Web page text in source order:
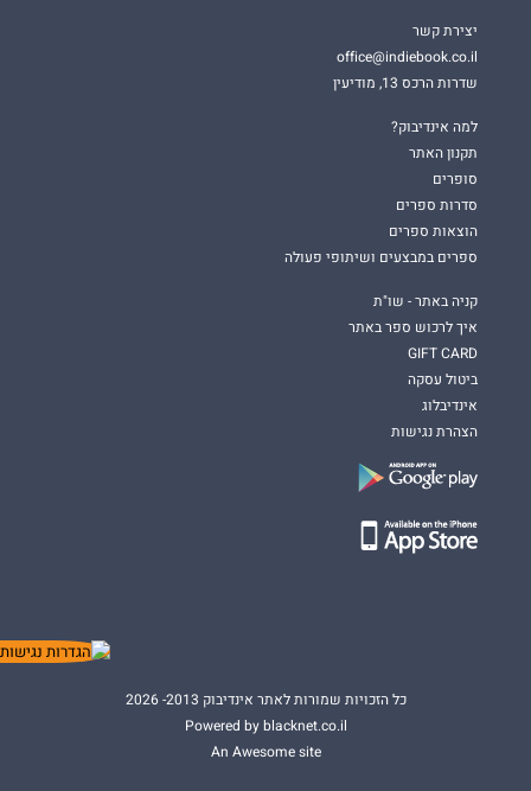
יצירת קשר
office@indiebook.co.il
שדרות הרכס 13, מודיעין
למה אינדיבוק?
תקנון האתר
סופרים
סדרות ספרים
הוצאות ספרים
ספרים במבצעים ושיתופי פעולה
קניה באתר - שו"ת
איך לרכוש ספר באתר
GIFT CARD
ביטול עסקה
אינדיבלוג
הצהרת נגישות
כל הזכויות שמורות לאתר אינדיבוק 2013- 2026
Powered by blacknet.co.il
An Awesome site